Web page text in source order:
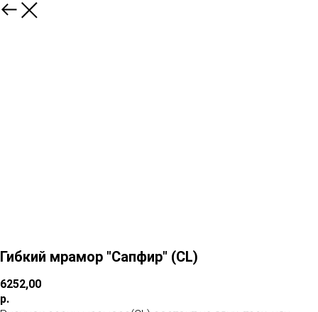
Гибкий мрамор "Сапфир" (CL)
6252,00
р.